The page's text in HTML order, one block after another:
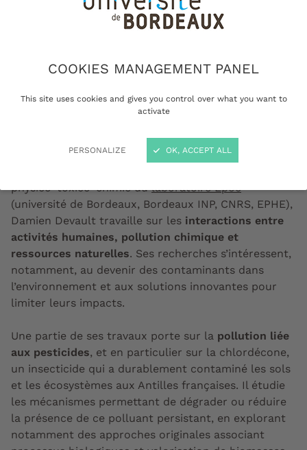
COOKIES MANAGEMENT PANEL
This site uses cookies and gives you control over what you want to
activate
PERSONALIZE OK, ACCEPT ALL
environnementale, pesticides,
épidémiologie des eaux usées,
dessalement de l'eau de mer
physico-toxico-chimie dulaboratoire Epoc
(université de Bordeaux, Bordeaux INP, CNRS, EPHE),
Damien Devault travaille sur les interactions entre
activités humaines, pollution chimique et
ressources naturelles. Ses recherches s’intéressent,
notamment, au devenir des contaminants dans
l’environnement et aux solutions innovantes pour
limiter leurs impacts.
Une partie de ses travaux porte sur la pollution liée
aux pesticides, et en particulier sur la chlordécone,
un insecticide qui a durablement contaminé les sols
et les écosystèmes aux Antilles françaises. Il étudie
les mécanismes permettant de dégrader ou réduire
la présence de ce polluant persistant, en explorant
notamment des approches originales associant